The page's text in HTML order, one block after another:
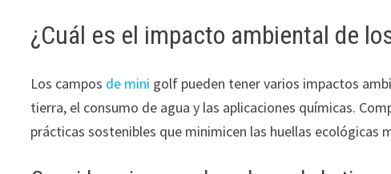
¿Cuál es el impacto ambiental de
Los campos de mini golf pueden tener varios impactos
tierra, el consumo de agua y las aplicaciones químicas.
prácticas sostenibles que minimicen las huellas ecológicas